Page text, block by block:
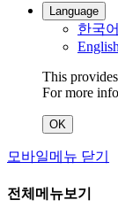
Language
한국어
English
This
For more
OK
모바일메뉴 닫기
전체메뉴보기